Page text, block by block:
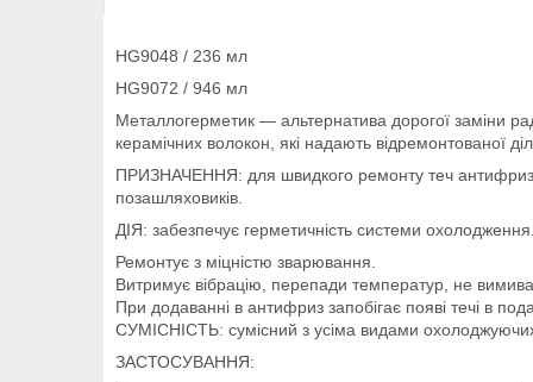
HG9048 / 236 мл
HG9072 / 946 мл
Металлогерметик — альтернатива дорогої заміни
керамічних волокон, які надають відремонтованої
ПРИЗНАЧЕННЯ: для швидкого ремонту теч антифризу
позашляховиків.
ДІЯ: забезпечує герметичність системи
Ремонтує з міцністю зварювання.
Витримує вібрацію, перепади температур, не
При додаванні в антифриз запобігає появі течі в
СУМІСНІСТЬ: сумісний з усіма видами охолоджуючих
ЗАСТОСУВАННЯ: